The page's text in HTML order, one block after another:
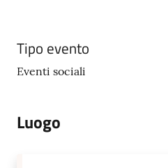
Tipo evento
Eventi sociali
Luogo